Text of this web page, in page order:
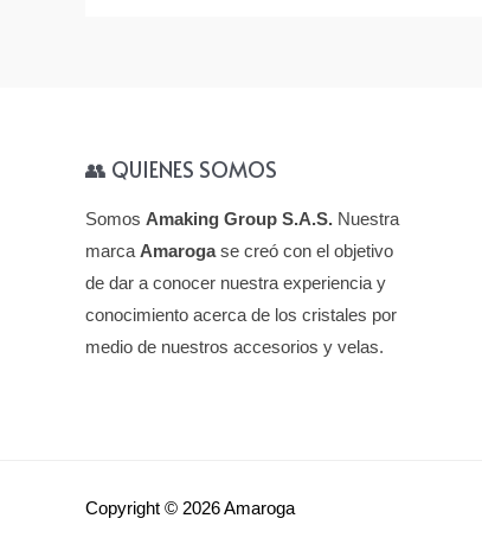
👥 QUIENES SOMOS
Somos Amaking Group S.A.S. Nuestra
marca Amarogase creó con el objetivo
de dar a conocer nuestra experiencia y
conocimiento acerca de los cristales por
medio de nuestros accesorios y velas.
Copyright © 2026 Amaroga